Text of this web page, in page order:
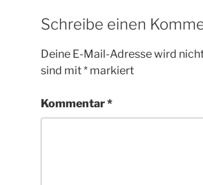
Schreibe einen
Deine E-Mail-Adresse wird
sind mit* markiert
Kommentar*